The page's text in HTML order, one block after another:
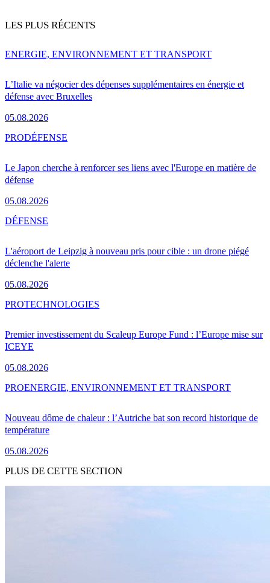
LES PLUS RÉCENTS
L’Italie va négocier des dépenses supplémentaires en énergie et
défense avec Bruxelles
05.08.2026
ENERGIE, ENVIRONNEMENT ET TRANSPORT
Le Japon cherche à renforcer ses liens avec l'Europe en matière de
défense
05.08.2026
PRODÉFENSE
L'aéroport de Leipzig à nouveau pris pour cible : un drone piégé
déclenche l'alerte
05.08.2026
DÉFENSE
Premier investissement du Scaleup Europe Fund : l’Europe mise sur
ICEYE
05.08.2026
PROTECHNOLOGIES
Nouveau dôme de chaleur : l’Autriche bat son record historique de
température
05.08.2026
PROENERGIE, ENVIRONNEMENT ET TRANSPORT
PLUS DE CETTE SECTION